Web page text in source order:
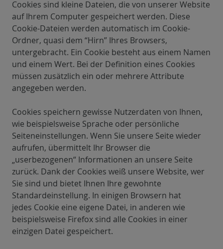
Cookies sind kleine Dateien, die von unserer Website
auf Ihrem Computer gespeichert werden. Diese
Cookie-Dateien werden automatisch im Cookie-
Ordner, quasi dem “Hirn” Ihres Browsers,
untergebracht. Ein Cookie besteht aus einem Namen
und einem Wert. Bei der Definition eines Cookies
müssen zusätzlich ein oder mehrere Attribute
angegeben werden.
Cookies speichern gewisse Nutzerdaten von Ihnen,
wie beispielsweise Sprache oder persönliche
Seiteneinstellungen. Wenn Sie unsere Seite wieder
aufrufen, übermittelt Ihr Browser die
„userbezogenen“ Informationen an unsere Seite
zurück. Dank der Cookies weiß unsere Website, wer
Sie sind und bietet Ihnen Ihre gewohnte
Standardeinstellung. In einigen Browsern hat
jedes Cookie eine eigene Datei, in anderen wie
beispielsweise Firefox sind alle Cookies in einer
einzigen Datei gespeichert.